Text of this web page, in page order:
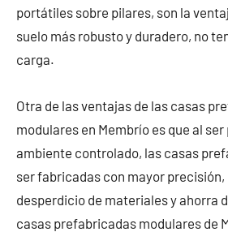
portátiles sobre pilares, son la
suelo más robusto y duradero, no
carga.
Otra de las ventajas de las casas
modulares en Membrío es que al
ambiente controlado, las casas
ser fabricadas con mayor precisión,
desperdicio de materiales y ahorra
casas prefabricadas modulares de